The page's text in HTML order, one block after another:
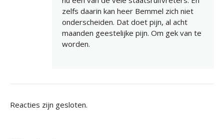
zelfs daarin kan heer Bemmel zich niet
onderscheiden. Dat doet pijn, al acht
maanden geestelijke pijn. Om gek van te
worden.
Reacties zijn gesloten.